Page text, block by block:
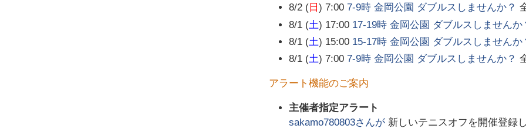
8/2 (日 ) 7:00 7-9時 金岡公園 ダブルスしませんか？
8/1 (土) 17:00 17-19時 金岡公園 ダブルスしませんか
8/1 (土) 15:00 15-17時 金岡公園 ダブルスしませんか
8/1 (土) 7:00 7-9時 金岡公園 ダブルスしませんか？
アラート機能のご案内
主催者指定アラート
sakamo780803さんが 新しいテニスオフを開催登録